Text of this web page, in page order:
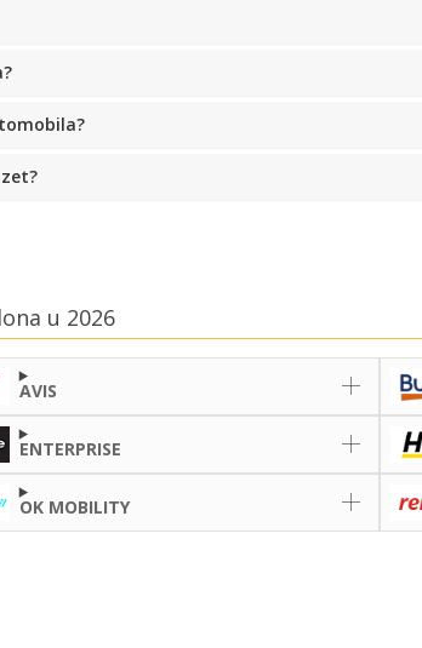
u 2026
AVIS
ENTERPRISE
OK MOBILITY